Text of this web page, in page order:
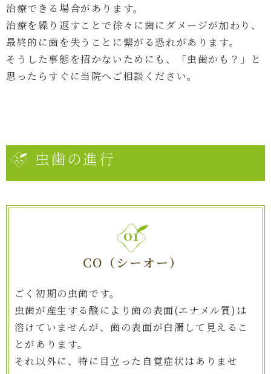
治療できる場合があります。
治療を繰り返すことで徐々に歯にダメージが加わり、
最終的に歯を失うことに繋がる恐れがあります。
そうした事態を招かないためにも、「虫歯かも？」と
思ったらすぐに当院へご相談ください。
虫歯の進行
01
CO（シーオー）
ごく初期の虫歯です。
虫歯が産生する酸により歯の表面(エナメル質)は
溶けていませんが、歯の表面が白濁して見えるこ
とがあります。
それ以外に、特に目立った自覚症状はありませ